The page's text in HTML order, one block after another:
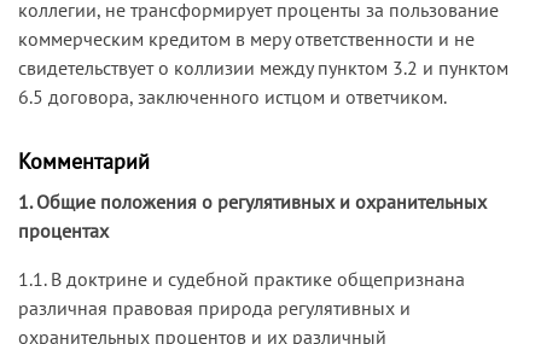
коллегии, не трансформирует проценты за пользование
коммерческим кредитом в меру ответственности и не
свидетельствует о коллизии между пунктом 3.2 и пунктом
6.5 договора, заключенного истцом и ответчиком.
Комментарий
1. Общие положения о регулятивных и охранительных
процентах
1.1. В доктрине и судебной практике общепризнана
различная правовая природа регулятивных и
охранительных процентов и их различный